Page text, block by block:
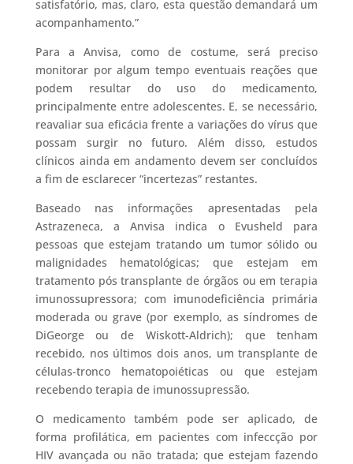
satisfatório, mas, claro, esta questão demandará um
acompanhamento.”
Para a Anvisa, como de costume, será preciso
monitorar por algum tempo eventuais reações que
podem resultar do uso do medicamento,
principalmente entre adolescentes. E, se necessário,
reavaliar sua eficácia frente a variações do vírus que
possam surgir no futuro. Além disso, estudos
clínicos ainda em andamento devem ser concluídos
a fim de esclarecer “incertezas” restantes.
Baseado nas informações apresentadas pela
Astrazeneca, a Anvisa indica o Evusheld para
pessoas que estejam tratando um tumor sólido ou
malignidades hematológicas; que estejam em
tratamento pós transplante de órgãos ou em terapia
imunossupressora; com imunodeficiência primária
moderada ou grave (por exemplo, as síndromes de
DiGeorge ou de Wiskott-Aldrich); que tenham
recebido, nos últimos dois anos, um transplante de
células-tronco hematopoiéticas ou que estejam
recebendo terapia de imunossupressão.
O medicamento também pode ser aplicado, de
forma profilática, em pacientes com infeccção por
HIV avançada ou não tratada; que estejam fazendo